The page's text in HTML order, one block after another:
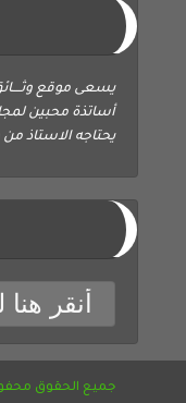
يسعى موقع
أساتذة محبين
يحتاجه الاستاذ
جميع الحقوق